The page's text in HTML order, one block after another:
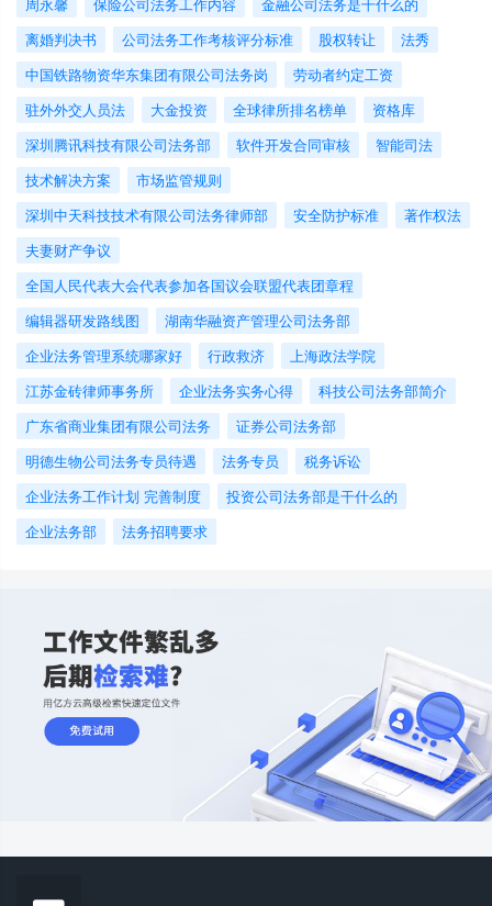
周永馨 保险公司法务工作内容
金融公司法务是干什么的
离婚判决书
公司法务工作考核评分标准 股权转让
法秀
中国铁路物资华东集团有限公司法务岗
劳动者约定工资
驻外外交人员法
大金投资 全球律所排名榜单
资格库
深圳腾讯科技有限公司法务部
软件开发合同审核
智能司法
技术解决方案
市场监管规则
深圳中天科技技术有限公司法务律师部
安全防护标准
著作权法
夫妻财产争议
全国人民代表大会代表参加各国议会联盟代表团章程
编辑器研发路线图
湖南华融资产管理公司法务部
企业法务管理系统哪家好
行政救济
上海政法学院
江苏金砖律师事务所
企业法务实务心得
科技公司法务部简介
广东省商业集团有限公司法务
证券公司法务部
明德生物公司法务专员待遇
法务专员
税务诉讼
企业法务工作计划 完善制度
投资公司法务部是干什么的
企业法务部
法务招聘要求